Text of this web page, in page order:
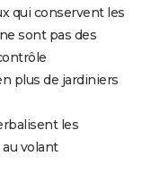
qui conservent les
sont pas des
plus de jardiniers
les
volant